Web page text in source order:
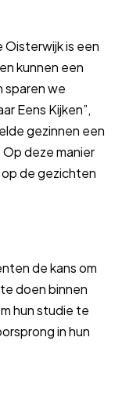
is een
kunnen een
sparen we
Eens Kijken”,
gezinnen een
deze manier
de gezichten
de kans om
doen binnen
hun studie te
in hun